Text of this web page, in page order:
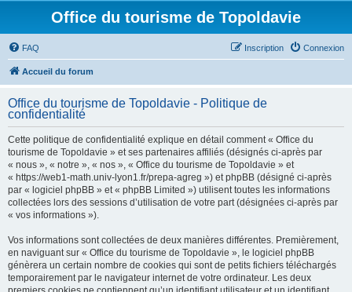
Office du tourisme de Topoldavie
FAQ Connexion
Inscription
Accueil du forum
Office du tourisme de Topoldavie - Politique de
confidentialité
Cette politique de confidentialité explique en détail comment « Office du
tourisme de Topoldavie » et ses partenaires affiliés (désignés ci-après par
« nous », « notre », « nos », « Office du tourisme de Topoldavie » et
« https://web1-math.univ-lyon1.fr/prepa-agreg ») et phpBB (désigné ci-après
par « logiciel phpBB » et « phpBB Limited ») utilisent toutes les informations
collectées lors des sessions d’utilisation de votre part (désignées ci-après par
« vos informations »).
Vos informations sont collectées de deux manières différentes. Premièrement,
en naviguant sur « Office du tourisme de Topoldavie », le logiciel phpBB
génèrera un certain nombre de cookies qui sont de petits fichiers téléchargés
temporairement par le navigateur internet de votre ordinateur. Les deux